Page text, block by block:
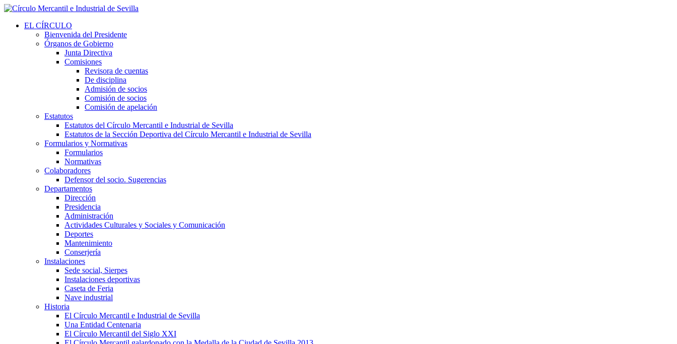
EL CÍRCULO
Bienvenida del Presidente
Órganos de Gobierno
Junta Directiva
Comisiones
Revisora de cuentas
De disciplina
Admisión de socios
Comisión de socios
Comisión de apelación
Estatutos
Estatutos del Círculo Mercantil e Industrial de Sevilla
Estatutos de la Sección Deportiva del Círculo Mercantil e Industrial de Sevilla
Formularios y Normativas
Formularios
Normativas
Colaboradores
Defensor del socio. Sugerencias
Departamentos
Dirección
Presidencia
Administración
Actividades Culturales y Sociales y Comunicación
Deportes
Mantenimiento
Conserjería
Instalaciones
Sede social, Sierpes
Instalaciones deportivas
Caseta de Feria
Nave industrial
Historia
El Círculo Mercantil e Industrial de Sevilla
Una Entidad Centenaria
El Círculo Mercantil del Siglo XXI